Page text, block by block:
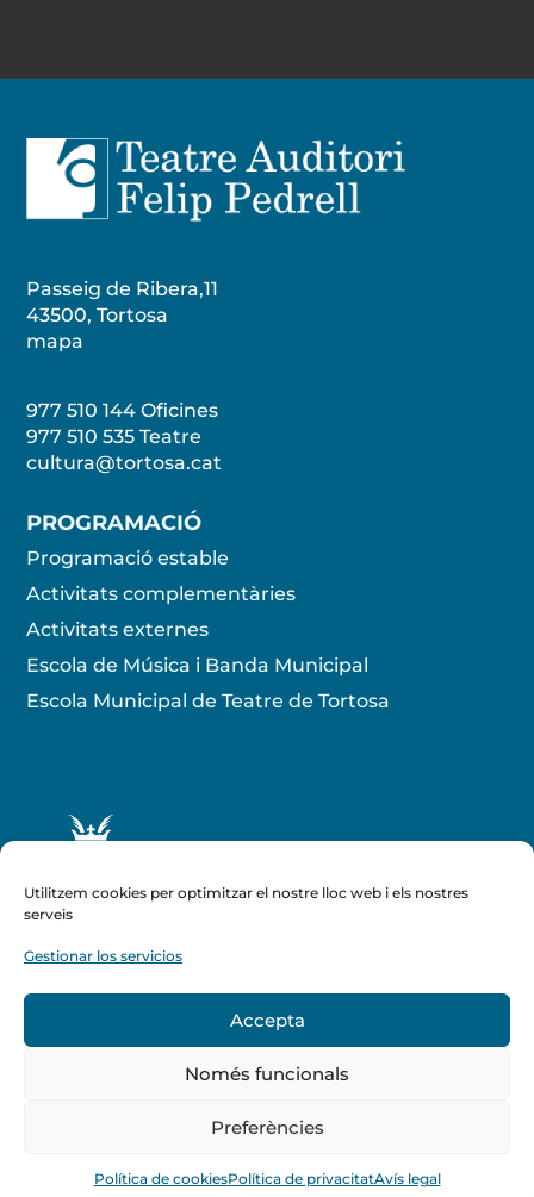
Utilitzem cookies per optimitzar el nostre lloc web i els nostres
serveis
Gestionar los servicios
Accepta
Només funcionals
Preferències
Política de cookiesPolítica de privacitatAvís legal
Passeig de Ribera,11
43500, Tortosa
mapa
977 510 144 Oficines
977 510 535 Teatre
cultura@tortosa.cat
PROGRAMACIÓ
Programació estable
Activitats complementàries
Activitats externes
Escola de Música i Banda Municipal
Escola Municipal de Teatre de Tortosa
Política de privacitat|Política de cookies|Avís legal